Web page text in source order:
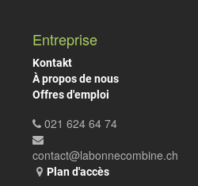
Entreprise
Kontakt
À propos de nous
Offres d'emploi
021 624 64 74
contact@labonnecombine.ch
Plan d'accès